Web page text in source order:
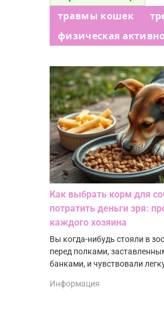
травмы кошек
физическая
Как выбрать корм для
потратить деньги зря:
каждого хозяина
Вы когда-нибудь стояли в
перед полками,
банками, и чувствовали
Информация